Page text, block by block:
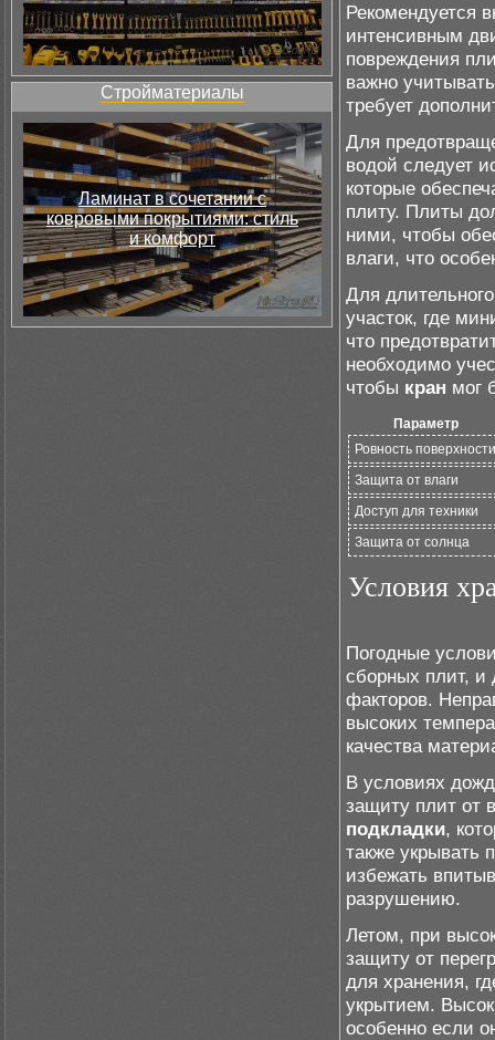
Стройматериалы
Ламинат в сочетании с
ковровыми покрытиями: стиль
и комфорт
Рекомендуется
интенсивным
повреждения
важно
требует
Для
водой следует
которые
плиту. Плиты
ними, чтобы
влаги, что
Для
участок, где
что
необходимо
чтобы кран мог
Параметр
Ровность поверхности
Защита от влаги
Доступ для техники
Защита от солнца
Условия
Погодные
сборных плит, и
факторов.
высоких
качества
В условиях
защиту плит от
подкладки,
также укрывать
избежать
разрушению.
Летом, при
защиту от
для хранения,
укрытием.
особенно если